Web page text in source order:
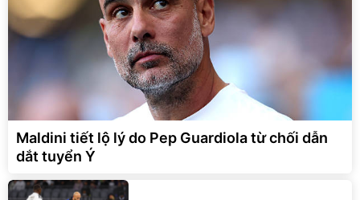
Maldini tiết lộ lý do Pep Guardiola từ chối dẫn
dắt tuyển Ý